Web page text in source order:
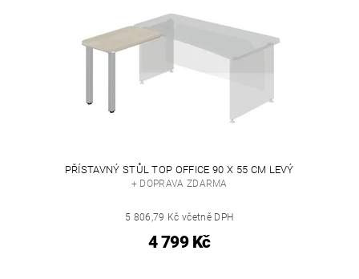
PŘÍSTAVNÝ STŮL TOP OFFICE 90 X 55 CM LEVÝ
+ DOPRAVA ZDARMA
5 806,79 Kč včetně DPH
4 799 Kč